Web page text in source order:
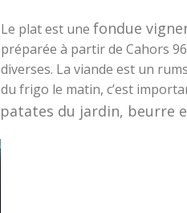
Le plat est une fondue
préparée à partir de Cahors
diverses. La viande est un
du frigo le matin, c’est
patates du jardin, beurre